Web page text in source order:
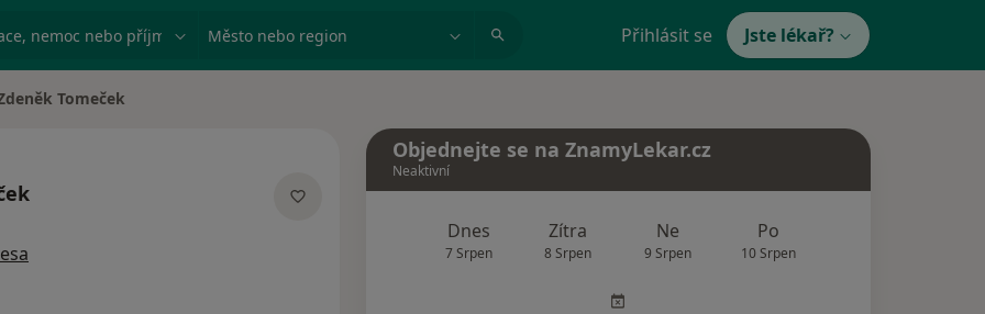
nemoc nebo příjmení Město nebo region Přihlásit se Jste lékař?
městaTomeček
Objednejte se na ZnamyLekar.cz
Neaktivní
Dnes
7 Srpen
Zítra
8 Srpen
Ne
9 Srpen
Po
10 Srpen